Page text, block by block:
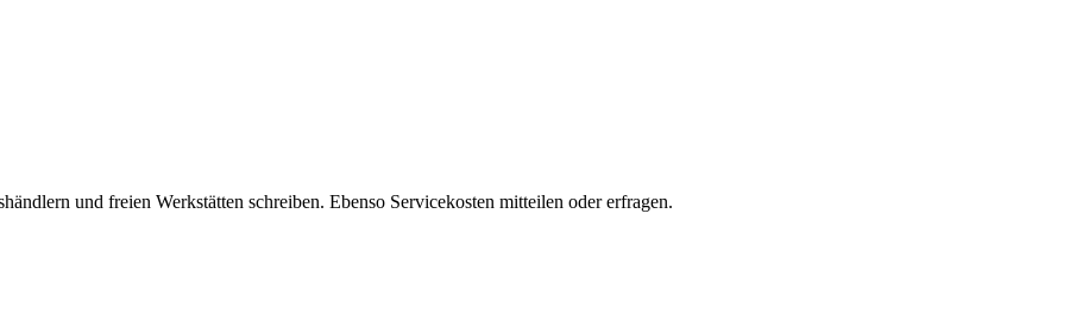
und freien Werkstätten schreiben. Ebenso Servicekosten mitteilen oder erfragen.